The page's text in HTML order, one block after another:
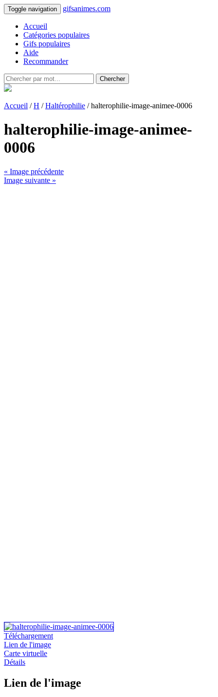
Toggle navigation gifsanimes.com
Accueil
Catégories populaires
Gifs populaires
Aide
Recommander
Chercher
Accueil /H /Haltérophilie / halterophilie-image-animee-0006
halterophilie-image-animee-
0006
« Image précédente
Image suivante »
Téléchargement
Lien de l'image
Carte virtuelle
Détails
Lien de l'image